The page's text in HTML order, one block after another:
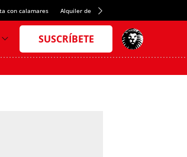
con calamares Alquiler de habitaciones en España